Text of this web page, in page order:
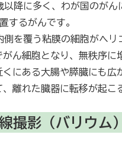
以降に多く、わが国のが
するがんです。
側を覆う粘膜の細胞がヘ
ん細胞となり、無秩序に
にある大腸や膵臓にも広
離れた臓器に転移が起こ
撮影（バリウム）